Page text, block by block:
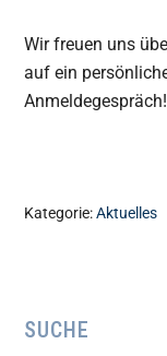
Wir freuen uns
auf ein
Anmeldegespräch!
Kategorie:Aktuelles
Seitenspalte
SUCHE